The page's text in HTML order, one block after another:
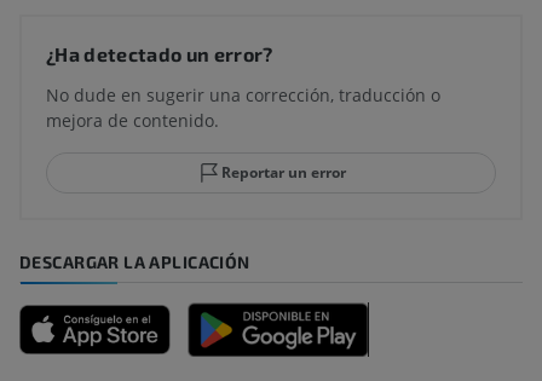
¿Ha detectado un error?
No dude en sugerir una corrección, traducción o
mejora de contenido.
Reportar un error
DESCARGAR LA APLICACIÓN